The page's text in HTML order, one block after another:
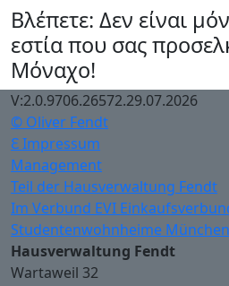
Βλέπετε: Δεν είναι
εστία που σας
Μόναχο!
V:2.0.9706.26572.29.07.2026
© Oliver Fendt
Ɛ Impressum
Management
Teil der Hausverwaltung Fendt
Im Verbund EVI
Studentenwohnheime
Hausverwaltung Fendt
Wartaweil 32